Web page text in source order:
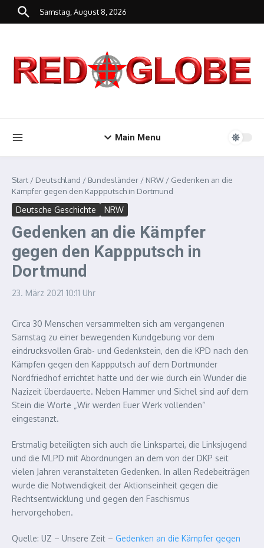
Zum Inhalt springen
Samstag, August 8, 2026
Main Menu
Start / Deutschland / Bundesländer / NRW / Gedenken an die
Kämpfer gegen den Kappputsch in Dortmund
Deutsche Geschichte NRW
Gedenken an die Kämpfer
gegen den Kappputsch in
Dortmund
23. März 2021 10:11 Uhr
Circa 30 Menschen versammelten sich am vergangenen
Samstag zu einer bewegenden Kundgebung vor dem
eindrucksvollen Grab- und Gedenkstein, den die KPD nach den
Kämpfen gegen den Kappputsch auf dem Dortmunder
Nordfriedhof errichtet hatte und der wie durch ein Wunder die
Nazizeit überdauerte. Neben Hammer und Sichel sind auf dem
Stein die Worte „Wir werden Euer Werk vollenden“
eingestanzt.
Erstmalig beteiligten sich auch die Linkspartei, die Linksjugend
und die MLPD mit Abordnungen an dem von der DKP seit
vielen Jahren veranstalteten Gedenken. In allen Redebeiträgen
wurde die Notwendigkeit der Aktionseinheit gegen die
Rechtsentwicklung und gegen den Faschismus
hervorgehoben.
Quelle: UZ – Unsere Zeit – Gedenken an die Kämpfer gegen